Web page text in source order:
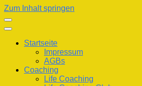
Zum Inhalt springen
Startseite
Impressum
AGBs
Coaching
Life Coaching